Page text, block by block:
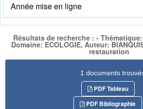
Année mise en ligne
Résultats de recherche : - Thématique:
Domaine: ECOLOGIE, Auteur:
restauration
1 documents
PDF Tableau
PDF Bibliographie